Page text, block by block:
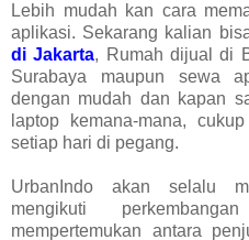
Lebih mudah kan cara
aplikasi. Sekarang kalian
di Jakarta, Rumah dijual di
Surabaya maupun sewa
dengan mudah dan kapan
laptop kemana-mana,
setiap hari di pegang.
UrbanIndo akan selalu
mengikuti
mempertemukan antara